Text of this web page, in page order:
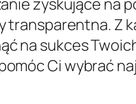
zyskujące na
Z
na sukces
Ci wybrać